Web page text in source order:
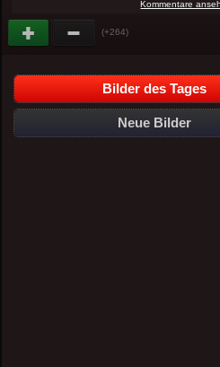
Kommentare
(+264)
Bilder des Tages
Neue Bilder